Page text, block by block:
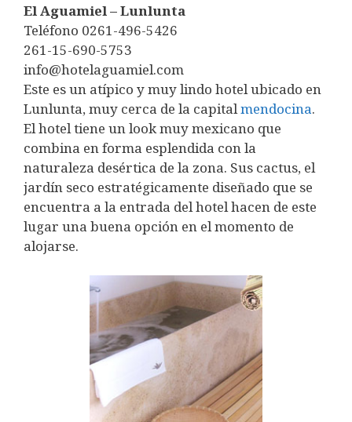
El Aguamiel – Lunlunta
Teléfono 0261-496-5426
261-15-690-5753
info@hotelaguamiel.com
Este es un atípico y muy lindo hotel ubicado en
Lunlunta, muy cerca de la capital mendocina.
El hotel tiene un look muy mexicano que
combina en forma esplendida con la
naturaleza desértica de la zona. Sus cactus, el
jardín seco estratégicamente diseñado que se
encuentra a la entrada del hotel hacen de este
lugar una buena opción en el momento de
alojarse.